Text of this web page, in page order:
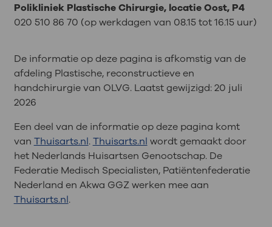
Polikliniek Plastische Chirurgie, locatie Oost, P4
020 510 86 70 (op werkdagen van 08.15 tot 16.15 uur)
De informatie op deze pagina is afkomstig van de
afdeling Plastische, reconstructieve en
handchirurgie van OLVG. Laatst gewijzigd:20 juli
2026
Een deel van de informatie op deze pagina komt
van Thuisarts.nl.Thuisarts.nl wordt gemaakt door
het Nederlands Huisartsen Genootschap. De
Federatie Medisch Specialisten, Patiëntenfederatie
Nederland en Akwa GGZ werken mee aan
Thuisarts.nl.